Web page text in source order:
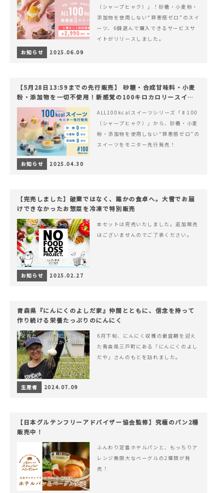
（シャープヒャク）」！砂糖・小麦粉・
添加物を使用しない“罪悪感ゼロ”のスイ
ーツ、6個選んで購入できるサービスサ
イトがリリースしました。
お知らせ
2025.06.09
【5月28日13:59までの先行販売】 砂糖・合成甘味料・小麦
粉・添加物を一切不使用！新感覚の100キロカロリースイー
ツでヘルシーライフを。
ALL100kcalスイーツシリーズ「♯100
（シャープヒャク）」から、砂糖・小麦
粉・添加物を使用しない“罪悪感ゼロ”の
スイーツをモニター先行発売！
お知らせ 2025.04.30
【完売しました】破棄ではなく、誰かの食卓へ。大雪でお届
けできなかったお惣菜を冷凍で特別販売
本セットは完売いたしました。追加販売
はございませんのでご了承ください。
お知らせ 2025.02.27
青森県『にんにくのよしだ家』仲間とともに、信念を持って
作り続ける栄養たっぷりのにんにく
6月下旬、にんにく収穫の最盛期を迎え
た青森県三戸町にある「にんにくのよし
だや」さんのもとを訪れました。
生産者 2024.07.09
【日本グルテンフリーアドバイザー協会監修】究極のパン2種
販売中！
ふんわり定番ホテルパンと、もっちりア
レンジ無限大なベーグルの2種類が発
売！